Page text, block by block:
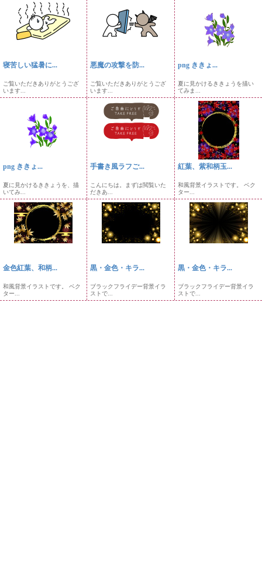
寝苦しい猛暑に...
ご覧いただきありがとうござ
います...
悪魔の攻撃を防...
ご覧いただきありがとうござ
います...
png ききょ...
夏に見かけるききょうを描い
てみま...
png ききょ...
夏に見かけるききょうを、描
いてみ...
手書き風ラフご...
こんにちは。まずは閲覧いた
だきあ...
紅葉、紫和柄玉...
和風背景イラストです。 ベク
ター...
金色紅葉、和柄...
和風背景イラストです。 ベク
ター...
黒・金色・キラ...
ブラックフライデー背景イラ
ストで...
黒・金色・キラ...
ブラックフライデー背景イラ
ストで...